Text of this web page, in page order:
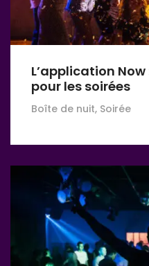
L’application
pour les soirées
Boîte de nuit, Soirée